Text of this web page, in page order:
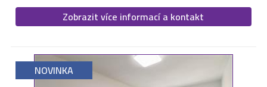
Zobrazit více informací a kontakt
NOVINKA